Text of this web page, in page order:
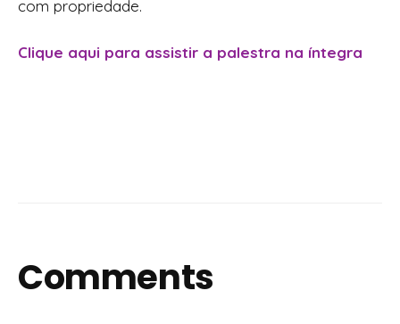
com propriedade.
Clique aqui para assistir a palestra na íntegra
Comments